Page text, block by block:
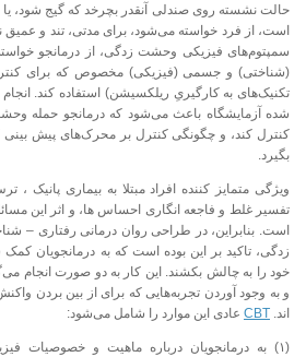
حالت نشسته روی صندلی آنقدر بچرخد که گیج شود، یا
است، از فرد خواسته می‌شود، برای مدتی، تند و عمیق
سمپتوم‌های فیزیکی وحشت زدگی، از درمانجو
(شناختی) و جسمی (فیزیکی) مخصوص که برای
تکنیک‌های به کارگیریِ ریلکسیشن) استفاده کند.
شده آزمایشگاه باعث می‌شود که درمانجو حمله
کنترل کند، و چگونگی کنترل بر محرک‌های پیش بینی
بگیرد.
ویژگی متمایز کننده افراد مبتلا به بیماری پانیک
تفسیر غلط و فاجعه انگاری احساس ها، و اثر این
زدگی، تاکید بر این بوده است که به درمانجویان
خود را به چالش بکشند. این کار به دو صورت انجام
و به وجود آوردن تجربه‌هایی که برای از بین بردن
اند. CBT عادی این موارد را شامل می‌شود:
(۱) به درمانجویان درباره ماهیت و خصوصیات